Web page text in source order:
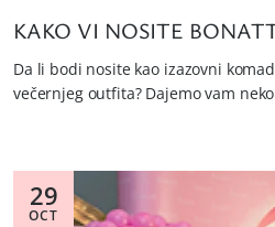
KAKO VI NOSITE
Da li bodi nosite kao izazovni
večernjeg outfita? Dajemo vam
29
OCT